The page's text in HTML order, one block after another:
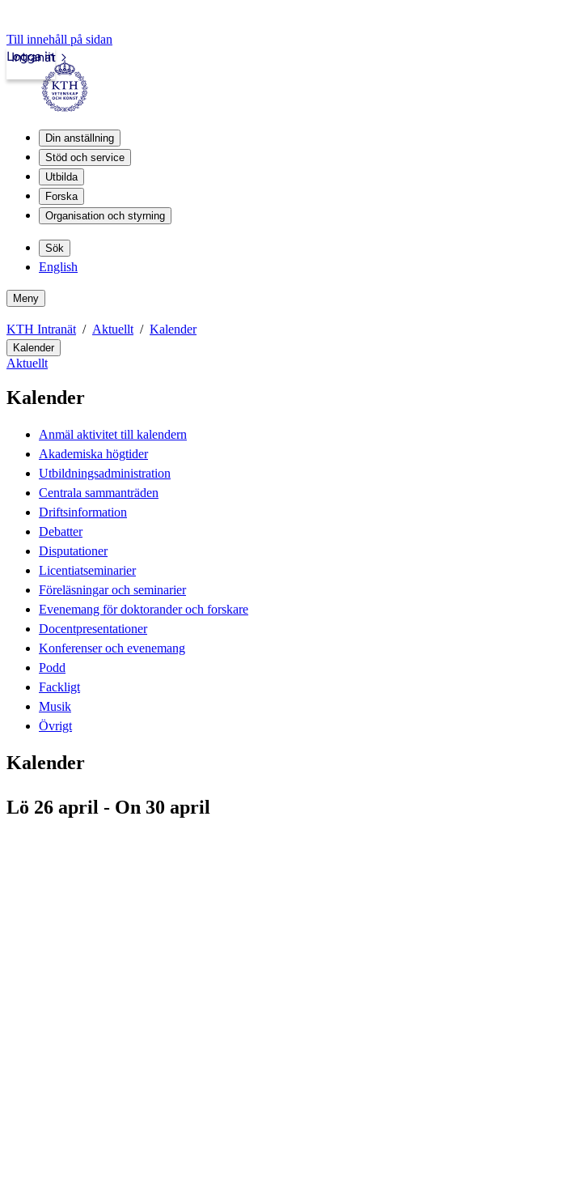
Till innehåll på sidan
Intranät
Logga in
Din anställning
Stöd och service
Utbilda
Forska
Organisation och styrning
Sök
English
Meny
KTH Intranät Aktuellt Kalender
Kalender
Aktuellt
Kalender
Anmäl aktivitet till kalendern
Akademiska högtider
Utbildningsadministration
Centrala sammanträden
Driftsinformation
Debatter
Disputationer
Licentiatseminarier
Föreläsningar och seminarier
Evenemang för doktorander och forskare
Docentpresentationer
Konferenser och evenemang
Podd
Fackligt
Musik
Övrigt
Kalender
Lö 26 april - On 30 april